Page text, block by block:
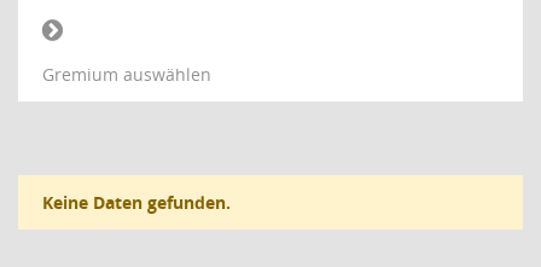
Gremium auswählen
Keine Daten gefunden.